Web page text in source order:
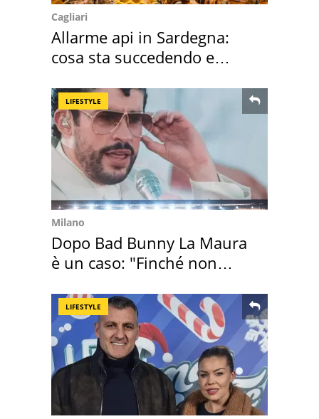
Cagliari
Allarme api in Sardegna:
cosa sta succedendo e
LIFESTYLE
Milano
Dopo Bad Bunny La Maura
è un caso: "Finché non
LIFESTYLE